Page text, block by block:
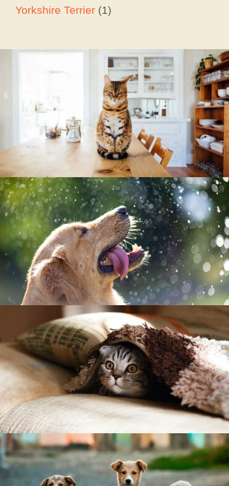
Yorkshire Terrier (1)